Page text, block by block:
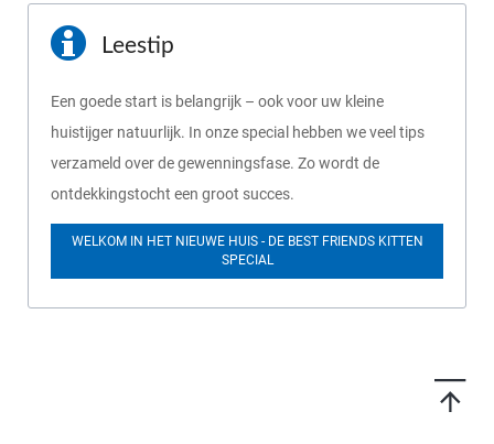
Leestip
Een goede start is belangrijk – ook voor uw kleine
huistijger natuurlijk. In onze special hebben we veel tips
verzameld over de gewenningsfase. Zo wordt de
ontdekkingstocht een groot succes.
WELKOM IN HET NIEUWE HUIS - DE BEST FRIENDS KITTEN
SPECIAL